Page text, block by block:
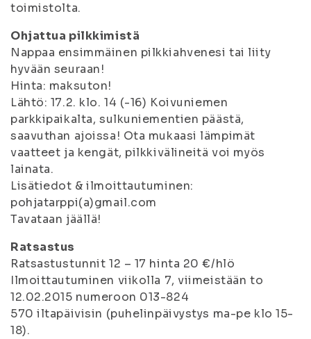
toimistolta.
Ohjattua pilkkimistä
Nappaa ensimmäinen pilkkiahvenesi tai liity
hyvään seuraan!
Hinta: maksuton!
Lähtö: 17.2. klo. 14 (-16) Koivuniemen
parkkipaikalta, sulkuniementien päästä,
saavuthan ajoissa! Ota mukaasi lämpimät
vaatteet ja kengät, pilkkivälineitä voi myös
lainata.
Lisätiedot & ilmoittautuminen:
pohjatarppi(a)gmail.com
Tavataan jäällä!
Ratsastus
Ratsastustunnit 12 – 17 hinta 20 €/hlö
Ilmoittautuminen viikolla 7, viimeistään to
12.02.2015 numeroon 013-824
570 iltapäivisin (puhelinpäivystys ma-pe klo 15-
18).